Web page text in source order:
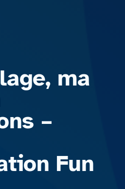
ma
–
Fun